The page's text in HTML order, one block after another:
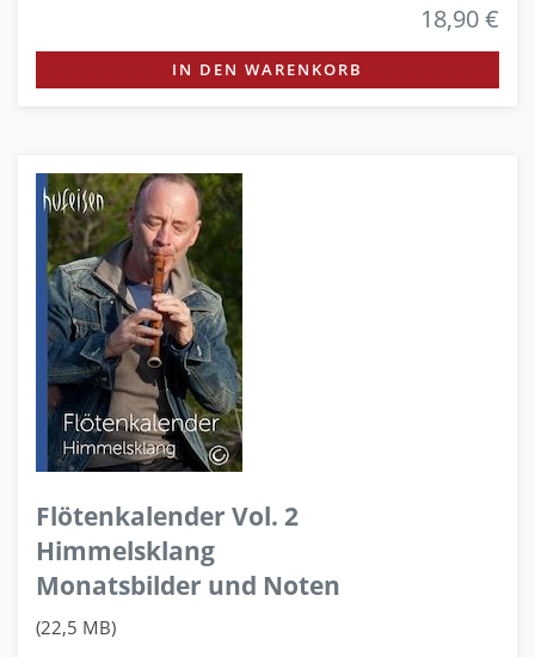
18,90 €
IN DEN WARENKORB
Flötenkalender Vol. 2
Himmelsklang
Monatsbilder und Noten
(22,5 MB)